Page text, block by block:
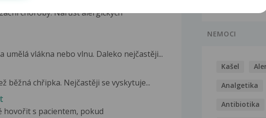
choroby. Nárůst alergických
umělá vlákna nebo vlnu. Daleko nejčastěji...
běžná chřipka. Nejčastěji se vyskytuje...
hovořit s pacientem, pokud
NEMOCI
Kašel
Analgetika
Antibiotika